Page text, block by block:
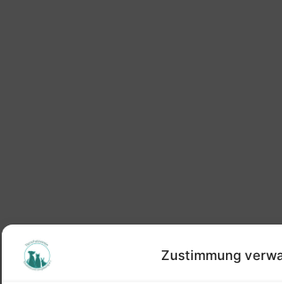
Zustimmung